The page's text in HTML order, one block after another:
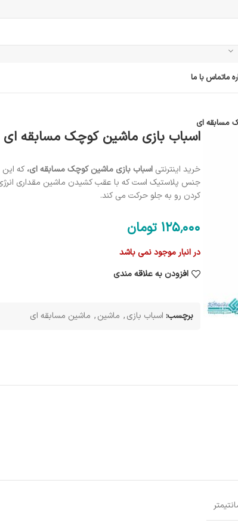
ماتماس با ما
مسابقه ای
اسباب بازی ماشین کوچک مسابقه ای
خرید اینترنتی اسباب بازی ماشین کوچک مسابقه ای، که
جنس پلاستیک است که با عقب کشیدن ماشین مقداری انرژی
کردن رو به جلو حرکت می کند.
125٬000 تومان
در انبار موجود نمی باشد
افزودن به علاقه مندی
برچسب: اسباب بازی, ماشین, ماشین مسابقه ای